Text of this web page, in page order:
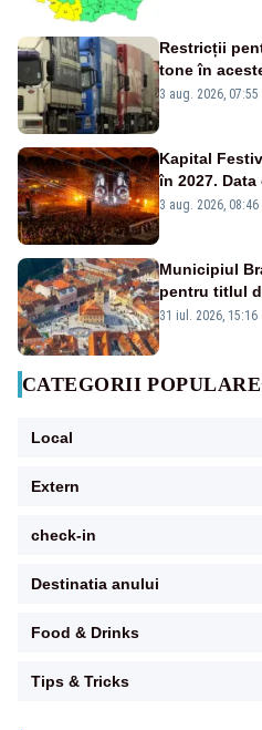
Restricții
tone în
este
3 aug. 2026, 07:55
Kapital
în 2027.
3 aug. 2026, 08:46
Municipiul
pentru titlul
România 2028
31 iul. 2026, 15:16
CATEGORII POPULARE
Local
Extern
check-in
Destinatia anului
Food & Drinks
Tips & Tricks